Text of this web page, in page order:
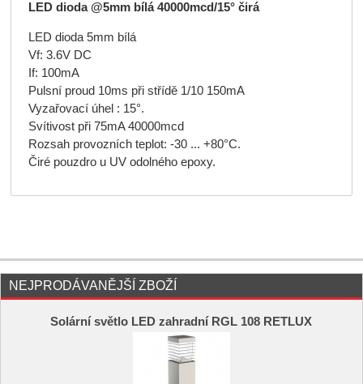
LED dioda @5mm bílá 40000mcd/15° čirá
LED dioda 5mm bílá
Vf: 3.6V DC
If: 100mA
Pulsní proud 10ms při střídě 1/10 150mA
Vyzařovací úhel : 15°.
Svítivost při 75mA 40000mcd
Rozsah provozních teplot: -30 ... +80°C.
Čiré pouzdro u UV odolného epoxy.
NEJPRODÁVANĚJŠÍ ZBOŽÍ
Solární světlo LED zahradní RGL 108 RETLUX